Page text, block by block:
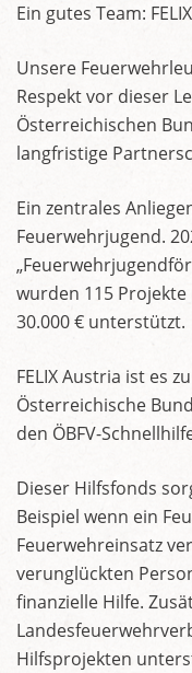
Ein gutes Team:
Unsere
Respekt vor dieser
Österreichischen
langfristige
Ein zentrales
Feuerwehrjugend.
wurden 115
30.000 € unterstützt.
FELIX Austria ist es
Österreichische
den ÖBFV-
Dieser Hilfsfonds
Beispiel wenn ein
Feuerwehreinsatz
verunglückten
finanzielle Hilfe.
Hilfsprojekten